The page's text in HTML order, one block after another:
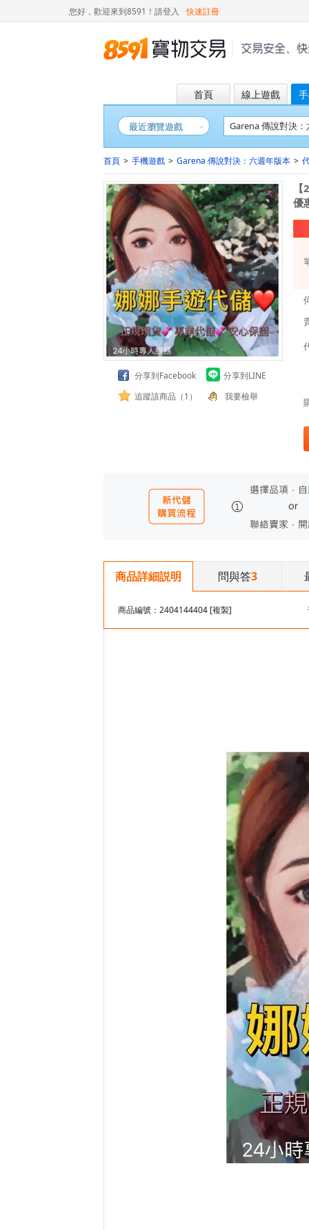
您好，歡迎來到8591！ 請登入 快速註冊
首頁 線上遊戲
最近瀏覽遊戲
首頁 > 手機遊戲 > Garena 傳說對決：六週年版本 >
分享到Facebook
分享到LINE
追蹤該商品（1）
我要檢舉
優
商品詳細説明 問與答3
商品編號：2404144404 [複製]